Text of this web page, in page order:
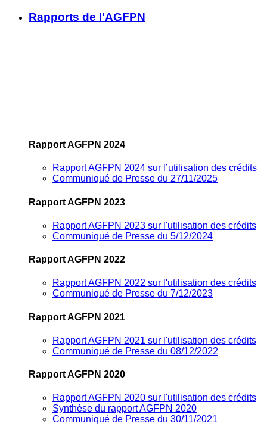
Rapports de l'AGFPN
Rapport AGFPN 2024
Rapport AGFPN 2024 sur l’utilisation des crédits
Communiqué de Presse du 27/11/2025
Rapport AGFPN 2023
Rapport AGFPN 2023 sur l'utilisation des crédits
Communiqué de Presse du 5/12/2024
Rapport AGFPN 2022
Rapport AGFPN 2022 sur l'utilisation des crédits
Communiqué de Presse du 7/12/2023
Rapport AGFPN 2021
Rapport AGFPN 2021 sur l'utilisation des crédits
Communiqué de Presse du 08/12/2022
Rapport AGFPN 2020
Rapport AGFPN 2020 sur l'utilisation des crédits
Synthèse du rapport AGFPN 2020
Communiqué de Presse du 30/11/2021